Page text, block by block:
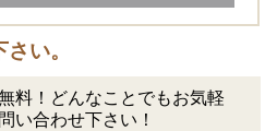
い。
料！どんなことでもお気軽
い合わせ下さい！